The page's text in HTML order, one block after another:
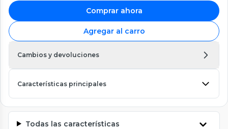
Comprar ahora
Agregar al carro
Cambios y devoluciones
Características principales
Todas las características